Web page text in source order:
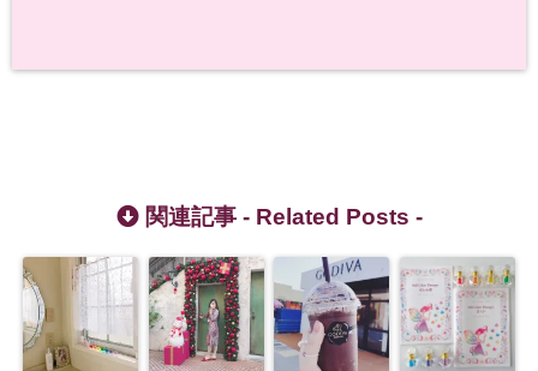
関連記事 - Related Posts -